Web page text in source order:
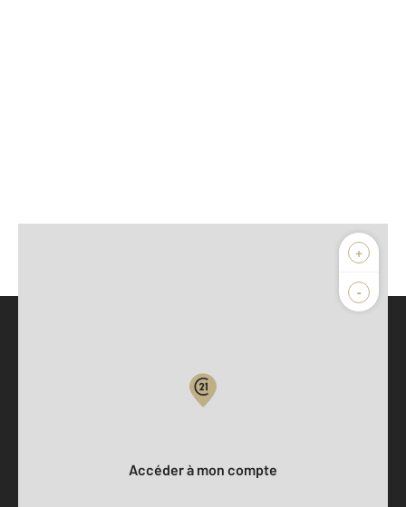
+
-
Accéder à mon compte